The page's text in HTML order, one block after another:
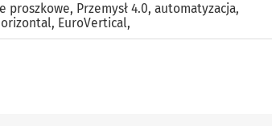
proszkowe, Przemysł 4.0, automatyzacja,
, EuroVertical,